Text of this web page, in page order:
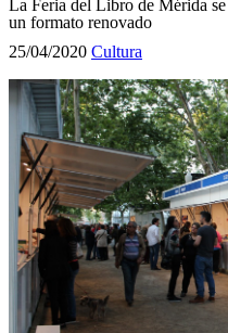
La Feria del Libro de Mérida
un formato renovado
25/04/2020 Cultura